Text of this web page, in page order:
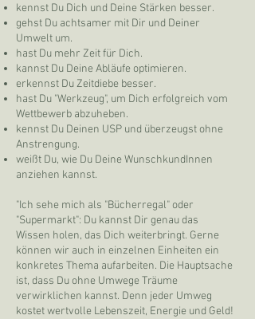
kennst Du Dich und Deine Stärken besser.
gehst Du achtsamer mit Dir und Deiner
Umwelt um.
hast Du mehr Zeit für Dich.
kannst Du Deine Abläufe optimieren.
erkennst Du Zeitdiebe besser.
hast Du "Werkzeug", um Dich erfolgreich vom
Wettbewerb abzuheben.
kennst Du Deinen USP und überzeugst ohne
Anstrengung.
weißt Du, wie Du Deine WunschkundInnen
anziehen kannst.
"Ich sehe mich als "Bücherregal" oder
"Supermarkt": Du kannst Dir genau das
Wissen holen, das Dich weiterbringt. Gerne
können wir auch in einzelnen Einheiten ein
konkretes Thema aufarbeiten. Die Hauptsache
ist, dass Du ohne Umwege Träume
verwirklichen kannst. Denn jeder Umweg
kostet wertvolle Lebenszeit, Energie und Geld!